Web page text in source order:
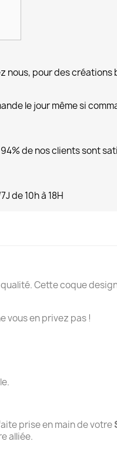
nous, pour des créations
le jour même si
de nos clients sont
de 10h à 18H
Cette coque
vous en privez pas !
prise en main de votre
alliée.